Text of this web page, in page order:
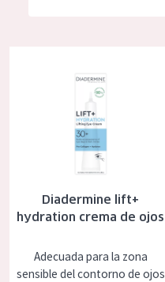
Regeneración
Piel menopáusica
TIPO DE PRODUCTO
Crema de día
Crema de ojos
Diadermine lift+
hydration crema de ojos
Adecuada para la zona
sensible del contorno de ojos